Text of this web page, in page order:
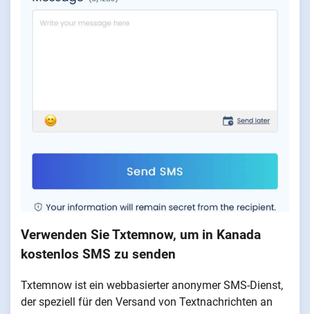
Verwenden Sie Txtemnow, um in Kanada
kostenlos SMS zu senden
Txtemnow ist ein webbasierter anonymer SMS-Dienst,
der speziell für den Versand von Textnachrichten an